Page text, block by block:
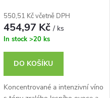
550,51 Kč včetně DPH
454,97 Kč/ ks
In stock >20 ks
DO KOŠÍKU
Koncentrované a intenzivní víno